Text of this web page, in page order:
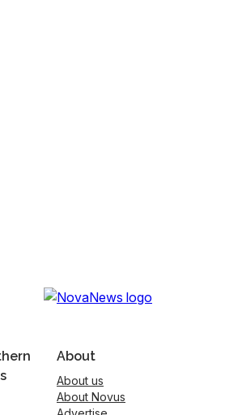
About
About us
About Novus